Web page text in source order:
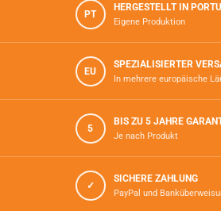
PT
HERGESTELLT IN
Eigene Produktion
EU
SPEZIALISIERTER
In mehrere europäische
5
BIS ZU 5 JAHRE
Je nach Produkt
✓
SICHERE ZAHLUNG
PayPal und